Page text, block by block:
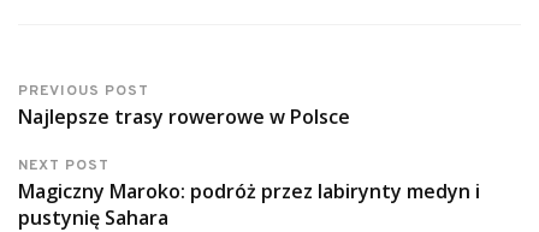
PREVIOUS POST
Najlepsze trasy rowerowe w Polsce
NEXT POST
Magiczny Maroko: podróż przez labirynty medyn i
pustynię Sahara